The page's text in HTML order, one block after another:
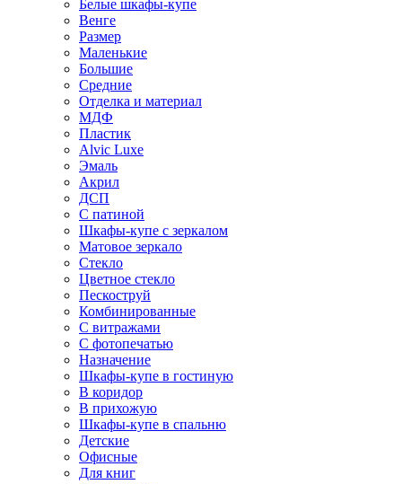
Белые шкафы-купе
Венге
Размер
Маленькие
Большие
Средние
Отделка и материал
МДФ
Пластик
Alvic Luxe
Эмаль
Акрил
ДСП
С патиной
Шкафы-купе с зеркалом
Матовое зеркало
Стекло
Цветное стекло
Пескоструй
Комбинированные
С витражами
С фотопечатью
Назначение
Шкафы-купе в гостиную
В коридор
В прихожую
Шкафы-купе в спальню
Детские
Офисные
Для книг